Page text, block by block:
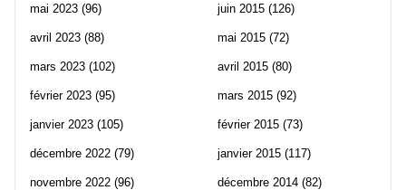
mai 2023 (96)
avril 2023 (88)
mars 2023 (102)
février 2023 (95)
janvier 2023 (105)
décembre 2022 (79)
novembre 2022 (96)
juin 2015 (126)
mai 2015 (72)
avril 2015 (80)
mars 2015 (92)
février 2015 (73)
janvier 2015 (117)
décembre 2014 (82)